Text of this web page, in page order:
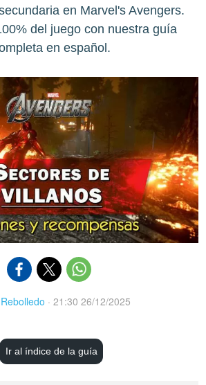
en Marvel's Avengers.
del juego con nuestra guía
en español.
· 21:30 26/12/2025
Ir al índice de la guía